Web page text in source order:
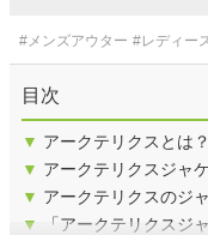
#メンズアウター #レディー
目次
▼ アークテリクスとは？
▼ アークテリクスジャ
▼ アークテリクスのジ
▼
「アークテリクスジ